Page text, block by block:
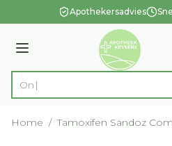
Ga naar de inhoudApothekersadvies
Menu
Product, merk, categorie...
Home / Tamoxifen Sandoz